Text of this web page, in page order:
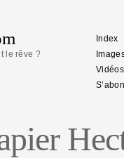
le rêve ?
Index
Vidéos